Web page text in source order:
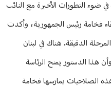
ضوء التطورات الأخيرة مع النائب
فخامة رئيس الجمهورية، وأكدت
الدقيقة. هناك في لبنان
هذا الدستور يمنح الرئاسة
الصلاحيات يمارسها فخامة